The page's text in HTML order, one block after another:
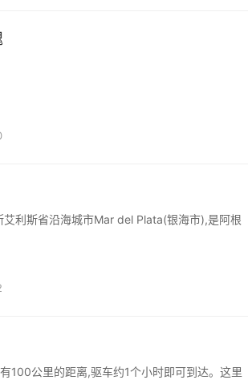
利斯省沿海城市Mar del Plata(银海市),是阿根
100公里的距离,驱车约1个小时即可到达。这里